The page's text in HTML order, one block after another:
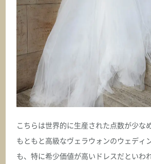
こちらは世界的に生産された点数が少な
もともと高級なヴェラウォンのウェディ
も、特に希少価値が高いドレスだといわ